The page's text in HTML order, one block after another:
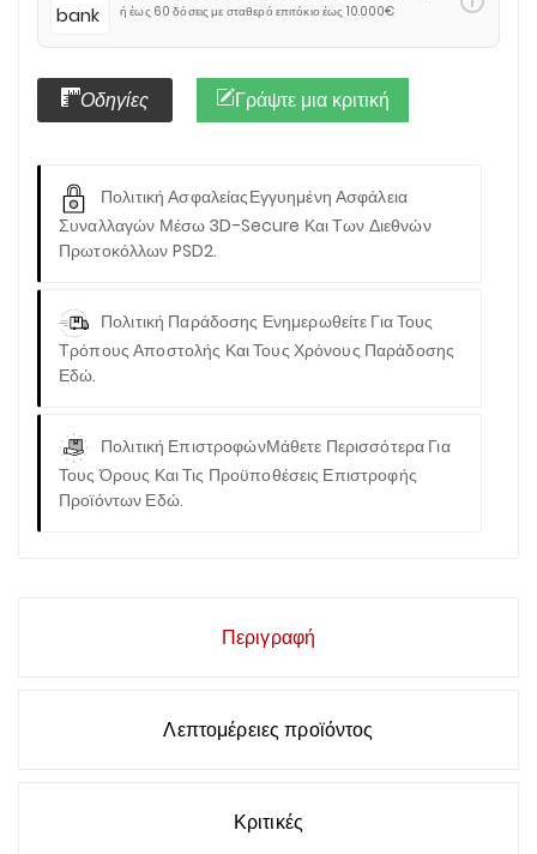
ή έως 60 δόσεις με σταθερό επιτόκιο έως 10.000€
Οδηγίες Γράψτε μια κριτική
Πολιτική ΑσφαλείαςΕγγυημένη Ασφάλεια
Συναλλαγών Μέσω 3D-Secure Και Των Διεθνών
Πρωτοκόλλων PSD2.
Πολιτική Παράδοσης Ενημερωθείτε Για Τους
Τρόπους Αποστολής Και Τους Χρόνους Παράδοσης
Εδώ.
Πολιτική ΕπιστροφώνΜάθετε Περισσότερα Για
Τους Όρους Και Τις Προϋποθέσεις Επιστροφής
Προϊόντων Εδώ.
Περιγραφή
Λεπτομέρειες προϊόντος
Κριτικές